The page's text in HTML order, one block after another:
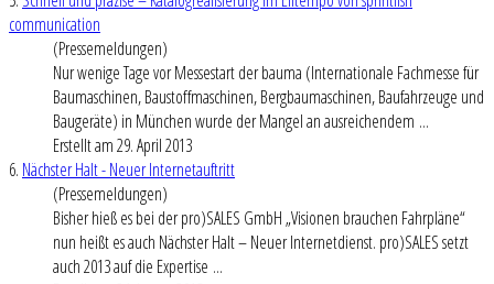
communication
(Pressemeldungen)
Nur wenige Tage vor Messestart der bauma (Internationale Fachmesse für
Baumaschinen, Baustoffmaschinen, Bergbaumaschinen, Baufahrzeuge und
Baugeräte) in München wurde der Mangel an ausreichendem ...
Erstellt am 29. April 2013
6. Nächster Halt - Neuer Internetauftritt
(Pressemeldungen)
Bisher hieß es bei der pro)SALES GmbH „Visionen brauchen Fahrpläne“
nun heißt es auch Nächster Halt – Neuer Internetdienst. pro)SALES setzt
auch 2013 auf die Expertise ...